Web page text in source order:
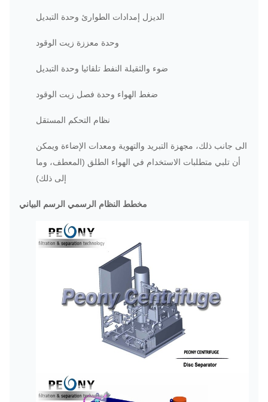
الديزل إمدادات الطوارئ وحدة التبديل
وحدة معززة زيت الوقود
ضوء والثقيلة النفط تلقائيا وحدة التبديل
ضغط الهواء وحدة فصل زيت الوقود
نظام التحكم المستقل
الى جانب ذلك، مجهزة التبريد والتهوية ومعدات الإضاءة ويمكن
أن تلبي متطلبات الاستخدام في الهواء الطلق (المعطف، وما
إلى ذلك)
مخطط النظام الرسمي الرسم البياني